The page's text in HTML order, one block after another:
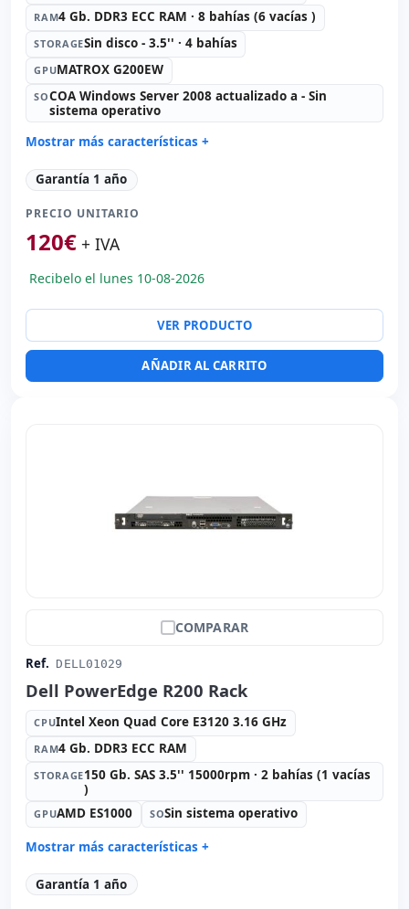
RAM4 Gb. DDR3 ECC RAM · 8 bahías (6 vacías )
STORAGESin disco - 3.5'' · 4 bahías
GPUMATROX G200EW
SOCOA Windows Server 2008 actualizado a - Sin
sistema operativo
Mostrar más características +
Connectivity: 2x RJ-45
Formato: Rack (1U)
Unidad óptica: DVD
Red: broadcom BCM5716
Alimentación: 2x Fuentes de alimentación (Hotplug)
Otros: Embalaje hR
xx cm.
Peso: 15.00 Kg.
Garantía 1 año
PRECIO UNITARIO
120€ + IVA
Recibelo el lunes 10-08-2026
VER PRODUCTO
AÑADIR AL CARRITO
COMPARAR
Ref. DELL01029
Dell PowerEdge R200 Rack
CPUIntel Xeon Quad Core E3120 3.16 GHz
RAM4 Gb. DDR3 ECC RAM
STORAGE150 Gb. SAS 3.5'' 15000rpm · 2 bahías (1 vacías
)
GPUAMD ES1000 SOSin sistema operativo
Mostrar más características +
Connectivity: 2x RJ-45
Formato: Rack (1U)
Garantía 1 año